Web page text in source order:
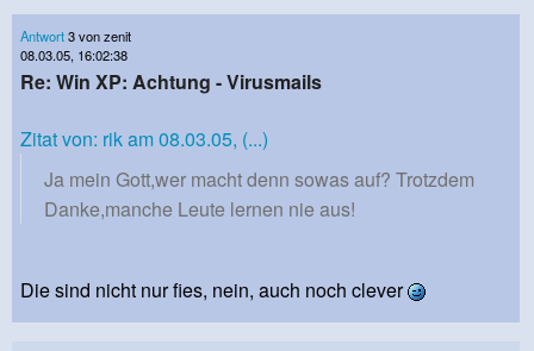
Antwort3 von zenit
08.03.05, 16:02:38
Re: Win XP: Achtung - Virusmails
Zitat von: rik am 08.03.05, (...)
Ja mein Gott,wer macht denn sowas auf? Trotzdem
Danke,manche Leute lernen nie aus!
Die sind nicht nur fies, nein, auch noch clever